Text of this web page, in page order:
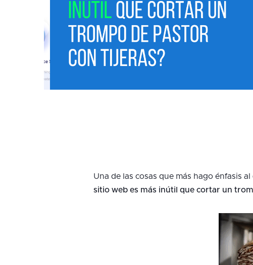
Una de las cosas que más hago énfasis
sitio web es más inútil que cortar un